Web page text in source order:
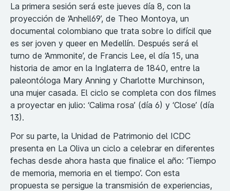
La primera sesión será este jueves día 8, con la
proyección de ‘Anhell69’, de Theo Montoya, un
documental colombiano que trata sobre lo difícil que
es ser joven y queer en Medellín. Después será el
turno de ‘Ammonite’, de Francis Lee, el día 15, una
historia de amor en la Inglaterra de 1840, entre la
paleontóloga Mary Anning y Charlotte Murchinson,
una mujer casada. El ciclo se completa con dos filmes
a proyectar en julio: ‘Calima rosa’ (día 6) y ‘Close’ (día
13).
Por su parte, la Unidad de Patrimonio del ICDC
presenta en La Oliva un ciclo a celebrar en diferentes
fechas desde ahora hasta que finalice el año: ‘Tiempo
de memoria, memoria en el tiempo’. Con esta
propuesta se persigue la transmisión de experiencias,